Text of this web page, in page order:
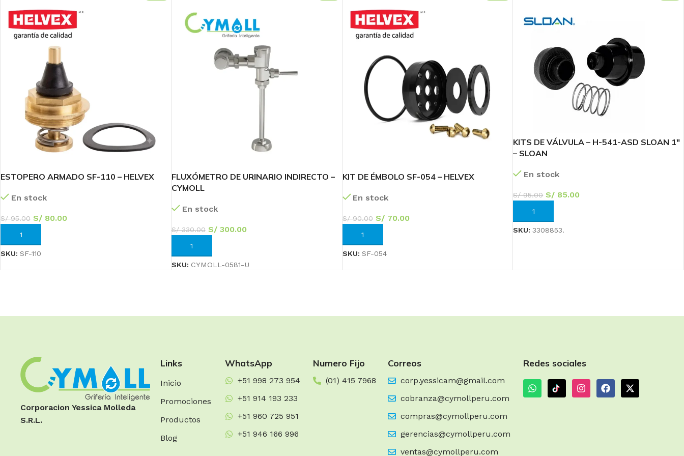
Transforma tu
60
Días Hr Min Sc
ESTOPERO ARMADO SF-110 – HELVEX
En stock
S/95.00 S/ 80.00
AÑADIR AL CARRITO
SKU: SF-110
FLUXÓMETRO DE URINARIO INDIRECTO –
CYMOLL
En stock
S/330.00 S/300.00
AÑADIR AL CARRITO
SKU: CYMOLL-0581-U
KIT DE ÉMBOLO SF-054 – HELVEX
En stock
S/90.00 S/70.00
AÑADIR AL CARRITO
SKU: SF-054
KITS DE VÁLVULA – H-541-ASD SLOAN 1″
– SLOAN
En stock
S/95.00 S/ 85.00
AÑADIR AL CARRITO
SKU:3308853.
Corporacion Yessica Molleda
S.R.L.
Links
Inicio
Promociones
Productos
Blog
WhatsApp
+51 998 273 954
+51 914 193 233
+51 960 725 951
+51 946 166 996
Numero Fijo
(01) 415 7968
Correos
corp.yessicam@gmail.com
cobranza@cymollperu.com
compras@cymollperu.com
gerencias@cymollperu.com
ventas@cymollperu.com
Redes sociales